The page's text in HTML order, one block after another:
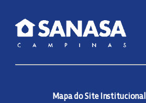
Mapa do Site Institucional